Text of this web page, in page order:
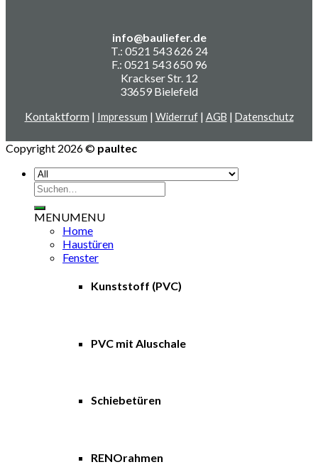
info@bauliefer.de
T.: 0521 543 626 24
F.: 0521 543 650 96
Krackser Str. 12
33659 Bielefeld
Kontaktform | Impressum | Widerruf| AGB | Datenschutz
Copyright 2026 © paultec
Suche
nach:
MENUMENU
Home
Haustüren
Fenster
Kunststoff (PVC)
PVC mit Aluschale
Schiebetüren
RENOrahmen